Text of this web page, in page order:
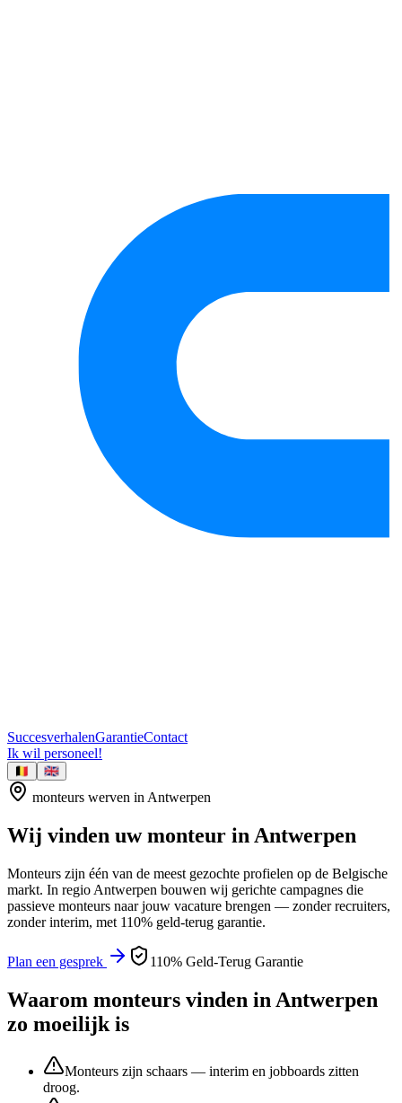
SuccesverhalenGarantieContact
Ik wil personeel!
🇧🇪 🇬🇧
monteurs werven in Antwerpen
Wij vinden uwmonteur in Antwerpen
Monteurs zijn één van de meest gezochte profielen op de Belgische
markt. In regio Antwerpen bouwen wij gerichte campagnes die
passieve monteurs naar jouw vacature brengen — zonder recruiters,
zonder interim, met 110% geld-terug garantie.
Plan een gesprek 110% Geld-Terug Garantie
Waarom monteurs vinden in Antwerpen
zo moeilijk is
Monteurs zijn schaars — interim en jobboards zitten
droog.